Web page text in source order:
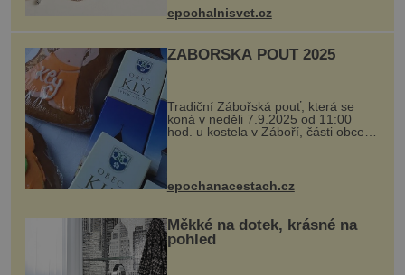
kovový...
epochalnisvet.cz
ZÁBOŘSKÁ POUŤ 2025
Tradiční Zábořská pouť, která se
koná v neděli 7.9.2025 od 11:00
hod. u kostela v Záboří, části obce
Kly u Mělníka. V programu naleznete
komentovanou prohlídku kostela,
epochanacestach.cz
Měkké na dotek, krásné na
pohled